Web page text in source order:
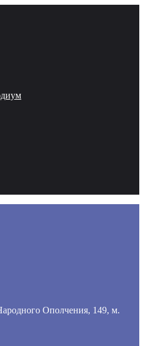
Ополчения, 149, м.